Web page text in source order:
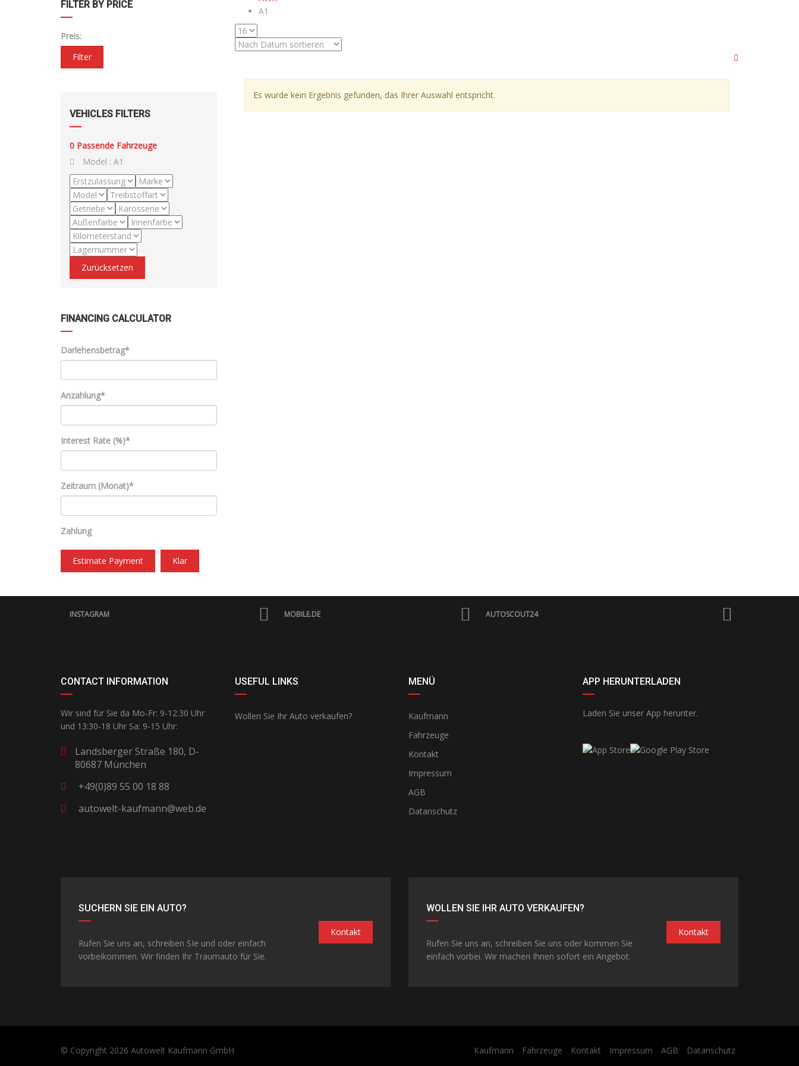
FILTER BY PRICE
Preis:
Filter
VEHICLES FILTERS
0 Passende Fahrzeuge
Model : A1
Zurücksetzen
FINANCING CALCULATOR
Darlehensbetrag*
Anzahlung*
Interest Rate (%)*
Zeitraum (Monat)*
Zahlung
Estimate Payment Klar
A1
Es wurde kein Ergebnis gefunden, das Ihrer Auswahl entspricht.
INSTAGRAM MOBILE.DE AUTOSCOUT24
CONTACT INFORMATION
Wir sind für Sie da Mo-Fr: 9-12:30 Uhr
und 13:30-18 Uhr Sa: 9-15 Uhr:
Landsberger Straße 180, D-
80687 München
+49(0)89 55 00 18 88
autowelt-kaufmann@web.de
USEFUL LINKS
Wollen Sie Ihr Auto verkaufen?
MENÜ
Kaufmann
Fahrzeuge
Kontakt
Impressum
AGB
Datanschutz
APP HERUNTERLADEN
Laden Sie unser App herunter.
SUCHERN SIE EIN AUTO?
Rufen Sie uns an, schreiben SIe und oder einfach
vorbeikommen. Wir finden Ihr Traumauto für Sie.
Kontakt
WOLLEN SIE IHR AUTO VERKAUFEN?
Rufen Sie uns an, schreiben Sie uns oder kommen Sie
einfach vorbei. Wir machen Ihnen sofort ein Angebot.
Kontakt
© Copyright 2026 Autowelt Kaufmann GmbH Kaufmann Fahrzeuge Kontakt Impressum AGB Datanschutz